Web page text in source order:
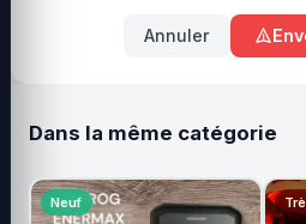
Annuler
Dans la même catégorie
Neuf